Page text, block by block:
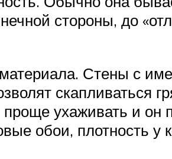
стороны, до
материала. Стены с
скапливаться
ухаживать и он
обои, плотность у